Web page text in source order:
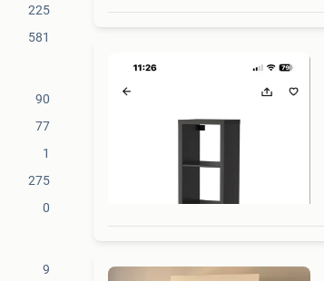
225
581
90
77
1
275
0
9